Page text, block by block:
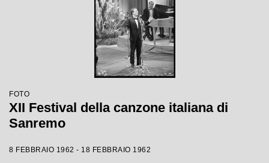
FOTO
XII Festival della canzone italiana di
Sanremo
8 FEBBRAIO 1962 - 18 FEBBRAIO 1962